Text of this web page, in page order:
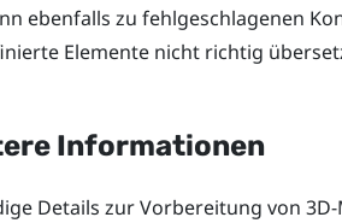
ebenfalls zu fehlgeschlagenen
Elemente nicht richtig
Informationen
Details zur Vorbereitung von